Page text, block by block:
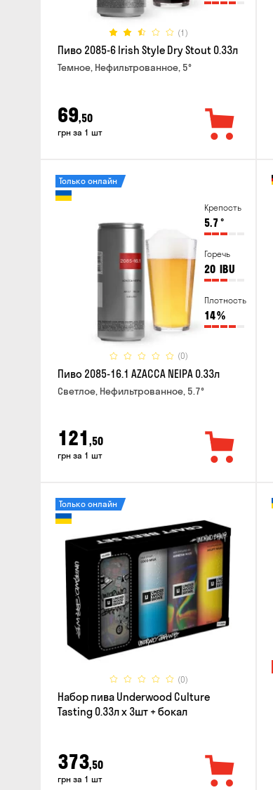
(1)
Пиво 2085-6 Irish Style Dry Stout 0.33л
Темное, Нефильтрованное, 5°
69,50
грн за 1 шт
Крепость
5.7°
Горечь
20 IBU
Плотность
14%
(0)
Только онлайн
Пиво 2085-16.1 AZACCA NEIPA 0.33л
Светлое, Нефильтрованное, 5.7°
121 ,50
грн за 1 шт
(0)
Только онлайн
Набор пива Underwood Culture
Tasting 0.33л x 3шт + бокал
373,50
грн за 1 шт